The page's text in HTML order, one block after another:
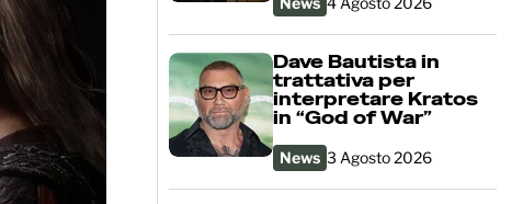
Dave Bautista in
trattativa per
interpretare Kratos
in “God of War”
News 3 Agosto 2026